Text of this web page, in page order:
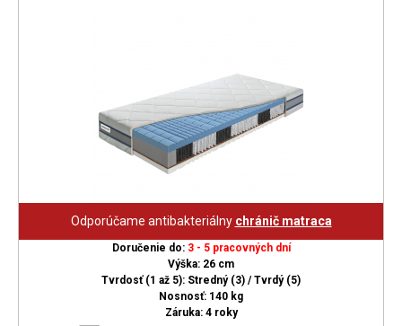
Odporúčame antibakteriálny chránič matraca
Doručenie do: 3 - 5 pracovných dní
Výška: 26 cm
Tvrdosť (1 až 5): Stredný (3) / Tvrdý (5)
Nosnosť: 140 kg
Záruka: 4 roky